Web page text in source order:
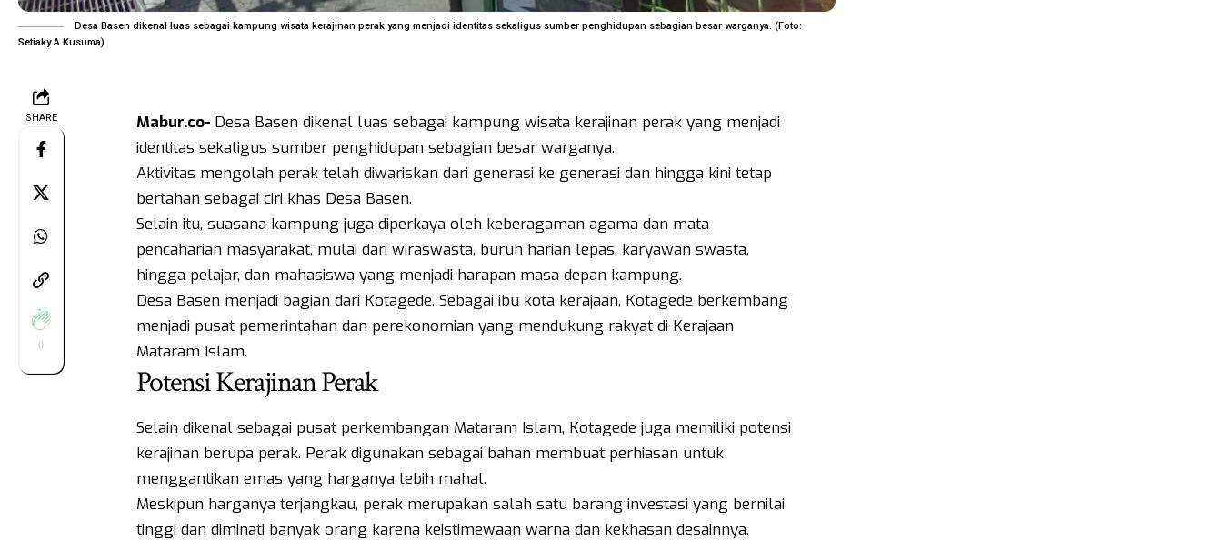
Desa Basen dikenal luas sebagai kampung wisata kerajinan perak yang menjadi identitas sekaligus sumber penghidupan sebagian besar warganya. (Foto:
Setiaky A Kusuma)
SHARE
0
Mabur.co- Desa Basen dikenal luas sebagai kampung wisata kerajinan perak yang menjadi
identitas sekaligus sumber penghidupan sebagian besar warganya.
Aktivitas mengolah perak telah diwariskan dari generasi ke generasi dan hingga kini tetap
bertahan sebagai ciri khas Desa Basen.
Selain itu, suasana kampung juga diperkaya oleh keberagaman agama dan mata
pencaharian masyarakat, mulai dari wiraswasta, buruh harian lepas, karyawan swasta,
hingga pelajar, dan mahasiswa yang menjadi harapan masa depan kampung.
Desa Basen menjadi bagian dari Kotagede. Sebagai ibu kota kerajaan, Kotagede berkembang
menjadi pusat pemerintahan dan perekonomian yang mendukung rakyat di Kerajaan
Mataram Islam.
Potensi Kerajinan Perak
Selain dikenal sebagai pusat perkembangan Mataram Islam, Kotagede juga memiliki potensi
kerajinan berupa perak. Perak digunakan sebagai bahan membuat perhiasan untuk
menggantikan emas yang harganya lebih mahal.
Meskipun harganya terjangkau, perak merupakan salah satu barang investasi yang bernilai
tinggi dan diminati banyak orang karena keistimewaan warna dan kekhasan desainnya.